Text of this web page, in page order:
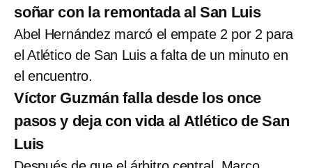
soñar con la remontada al San Luis
Abel Hernández marcó el empate 2 por 2 para
el Atlético de San Luis a falta de un minuto en
el encuentro.
Víctor Guzmán falla desde los once
pasos y deja con vida al Atlético de San
Luis